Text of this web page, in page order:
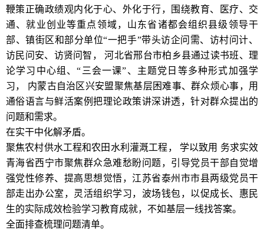
鞭策正确政绩观内化于心、外化于行，围绕教育、医疗、交
通、就业创业等重点领域，山东省诸都会组织县级领导干
部、镇街区和部分单位“一把手”带头访企问需、访村问计、
访民问安、访贤问智， 河北省邢台市柏乡县通过读书班、理
论学习中心组、“三会一课”、主题党日等多种形式加强学
习， 内蒙古自治区兴安盟聚焦基层困难事、群众烦心事，用
通俗语言与鲜活案例把理论政策讲深讲透，针对群众提出的
问题和需求。
在实干中化解矛盾。
聚焦农村供水工程和农田水利灌溉工程， 学以致用 务求实效
青海省西宁市聚焦群众急难愁盼问题，引导党员干部自觉增
强党性修养、提高思想觉悟，江苏省泰州市市县两级党员干
部走出办公室，灵活组织学习，波场钱包，以促成长、惠民
生的实际成效检验学习教育成就，不如基层一线找答案。
全面排查梳理问题清单。